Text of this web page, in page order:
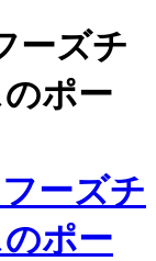
ーズチ
ポー